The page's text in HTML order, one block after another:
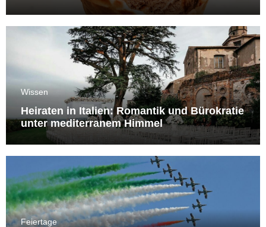
Wissen
Heiraten in Italien: Romantik und Bürokratie
unter mediterranem Himmel
Feiertage